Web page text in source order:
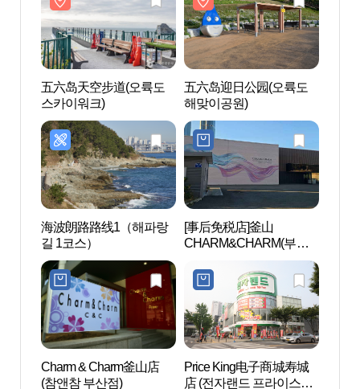
五六岛天空步道(오륙도
스카이워크)
五六岛迎日公园(오륙도
해맞이공원)
海波朗路路线1（해파랑
길 1코스）
[事后免税店]釜山
CHARM&CHARM(부산
Charm & Charm釜山店
(참앤참 부산점)
Price King电子商城寿城
店 (전자랜드 프라이스킹